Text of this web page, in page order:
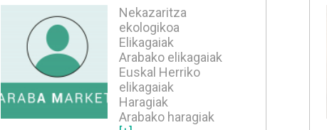
Nekazaritza
ekologikoa
Elikagaiak
Arabako elikagaiak
Euskal Herriko
elikagaiak
Haragiak
Arabako haragiak